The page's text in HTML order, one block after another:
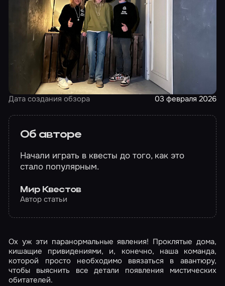
Дата создания обзора 03 февраля 2026
Об авторе
Начали играть в квесты до того, как это
стало популярным.
Мир Квестов
Автор статьи
Ох уж эти паранормальные явления! Проклятые дома,
кишащие привидениями, и, конечно, наша команда,
которой просто необходимо ввязаться в авантюру,
чтобы выяснить все детали появления мистических
обитателей.